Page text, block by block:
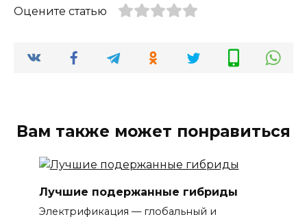
Оцените статью
Вам также может понравиться
Лучшие подержанные гибриды
Электрификация — глобальный и